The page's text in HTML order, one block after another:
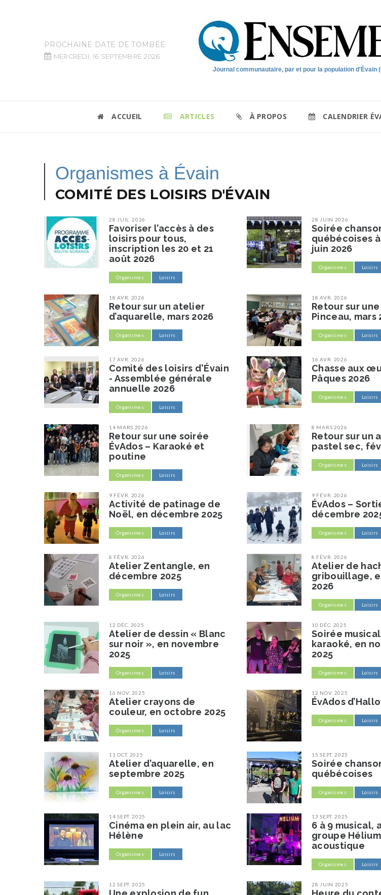
PROCHAINE DATE DE TOMBÉE
MERCREDI, 16 SEPTEMBRE 2026
Journal communautaire, par et pour la population d'Évain
ACCUEIL ARTICLES À PROPOS CALENDRIER
Organismes à Évain
COMITÉ DES LOISIRS D'ÉVAIN
28 JUIL. 2026
Favoriser l’accès à des
loisirs pour tous,
inscription les 20 et 21
août 2026
Organismes Loisirs
28 JUIN 2026
Soirée
québécoises à
juin 2026
Organismes Loisirs
18 AVR. 2026
Retour sur un atelier
d’aquarelle, mars 2026
Organismes Loisirs
18 AVR. 2026
Retour sur
Pinceau, mars
Organismes Loisirs
17 AVR. 2026
Comité des loisirs d'Évain
- Assemblée générale
annuelle 2026
Organismes Loisirs
16 AVR. 2026
Chasse aux
Pâques 2026
Organismes Loisirs
14 MARS 2026
Retour sur une soirée
ÉvAdos – Karaoké et
poutine
Organismes Loisirs
8 MARS 2026
Retour sur un
pastel sec,
Organismes Loisirs
9 FÉVR. 2026
Activité de patinage de
Noël, en décembre 2025
Organismes Loisirs
9 FÉVR. 2026
ÉvAdos –
décembre
Organismes Loisirs
8 FÉVR. 2026
Atelier Zentangle, en
décembre 2025
Organismes Loisirs
8 FÉVR. 2026
Atelier de
gribouillage,
2026
Organismes Loisirs
12 DÉC. 2025
Atelier de dessin « Blanc
sur noir », en novembre
2025
Organismes Loisirs
10 DÉC. 2025
Soirée
karaoké, en
2025
Organismes Loisirs
16 NOV. 2025
Atelier crayons de
couleur, en octobre 2025
Organismes Loisirs
12 NOV. 2025
ÉvAdos
Organismes Loisirs
11 OCT. 2025
Atelier d’aquarelle, en
septembre 2025
Organismes Loisirs
15 SEPT. 2025
Soirée
québécoises
Organismes Loisirs
14 SEPT. 2025
Cinéma en plein air, au lac
Hélène
Organismes Loisirs
13 SEPT. 2025
6 à 9 musical,
groupe
acoustique
Organismes Loisirs
12 SEPT. 2025 28 JUIN 2025